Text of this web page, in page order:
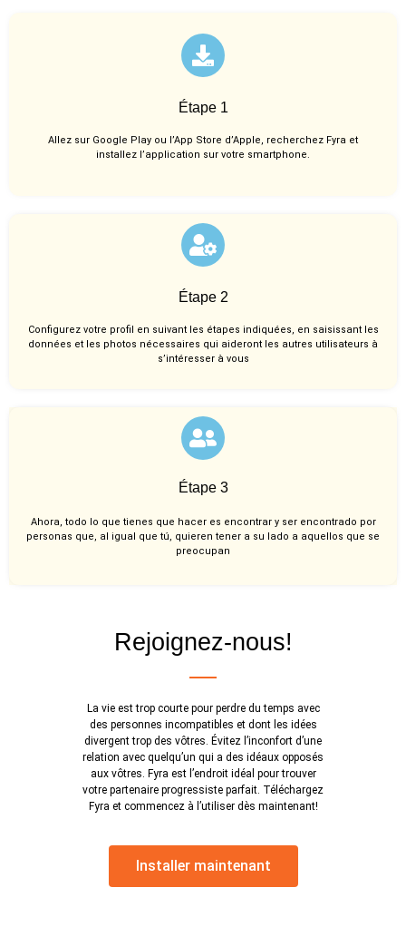
Étape 1
Allez sur Google Play ou l’App Store d’Apple, recherchez Fyra et
installez l’application sur votre smartphone.
Étape 2
Configurez votre profil en suivant les étapes indiquées, en saisissant les
données et les photos nécessaires qui aideront les autres utilisateurs à
s’intéresser à vous
Étape 3
Ahora, todo lo que tienes que hacer es encontrar y ser encontrado por
personas que, al igual que tú, quieren tener a su lado a aquellos que se
preocupan
Rejoignez-nous!
La vie est trop courte pour perdre du temps avec
des personnes incompatibles et dont les idées
divergent trop des vôtres. Évitez l’inconfort d’une
relation avec quelqu’un qui a des idéaux opposés
aux vôtres. Fyra est l’endroit idéal pour trouver
votre partenaire progressiste parfait. Téléchargez
Fyra et commencez à l’utiliser dès maintenant!
Installer maintenant